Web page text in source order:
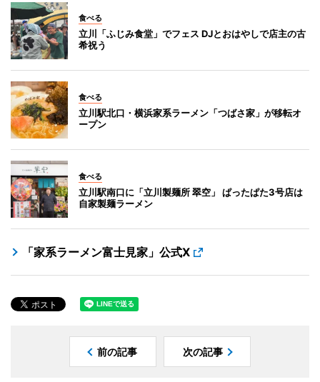
食べる
立川「ふじみ食堂」でフェス DJとおはやしで店主の古
希祝う
食べる
立川駅北口・横浜家系ラーメン「つばさ家」が移転オ
ープン
食べる
立川駅南口に「立川製麺所 翠空」 ぱったぱた3号店は
自家製麺ラーメン
「家系ラーメン富士見家」公式X
前の記事 次の記事